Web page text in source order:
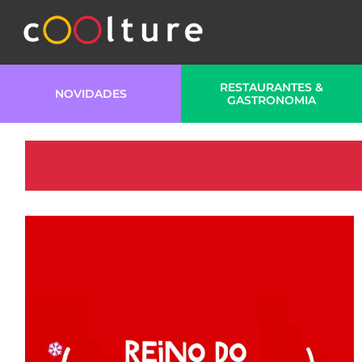
NOVIDADES
RESTAURANTES &
GASTRONOMIA